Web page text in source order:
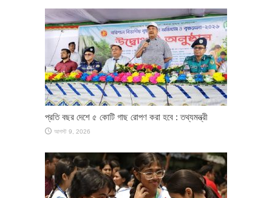
প্রতি বছর দেশে ৫ কোটি গাছ রোপণ করা হবে : তথ্যমন্ত্রী
আগস্ট 9, 2026